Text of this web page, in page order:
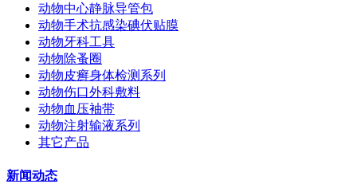
动物中心静脉导管包
动物手术抗感染碘伏贴膜
动物牙科工具
动物除蚤圈
动物皮癣身体检测系列
动物伤口外科敷料
动物血压袖带
动物注射输液系列
其它产品
新闻动态